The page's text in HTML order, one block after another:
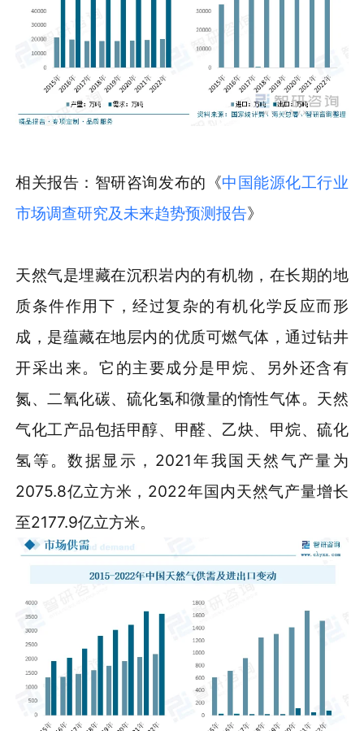
相关报告：智研咨询发布的《中国能源化工行业
市场调查研究及未来趋势预测报告》
天然气是埋藏在沉积岩内的有机物，在长期的地
质条件作用下，经过复杂的有机化学反应而形
成，是蕴藏在地层内的优质可燃气体，通过钻井
开采出来。它的主要成分是甲烷、另外还含有
氮、二氧化碳、硫化氢和微量的惰性气体。天然
气化工产品包括甲醇、甲醛、乙炔、甲烷、硫化
氢等。数据显示，2021年我国天然气产量为
2075.8亿立方米，2022年国内天然气产量增长
至2177.9亿立方米。